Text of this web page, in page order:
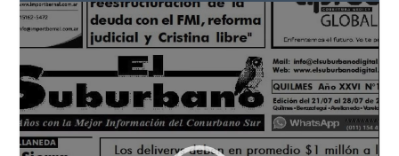
Reproductor
de
vídeo